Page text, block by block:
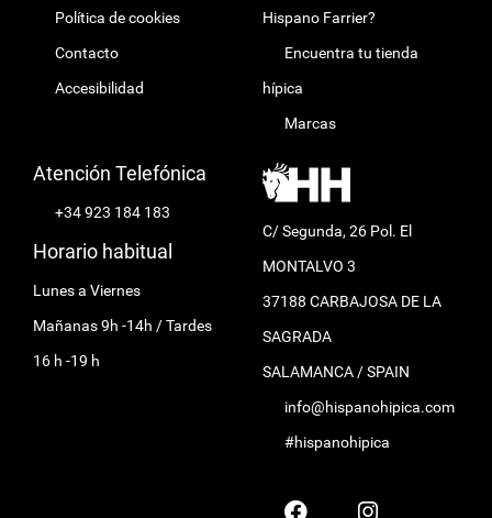
Política de cookies
Contacto
Accesibilidad
Hispano Farrier?
Encuentra tu tienda
hípica
Marcas
Atención Telefónica
+34 923 184 183
Horario habitual
Lunes a Viernes
Mañanas 9h -14h / Tardes
16 h -19 h
C/ Segunda, 26 Pol. El
MONTALVO 3
37188 CARBAJOSA DE LA
SAGRADA
SALAMANCA / SPAIN
info@hispanohipica.com
#hispanohipica